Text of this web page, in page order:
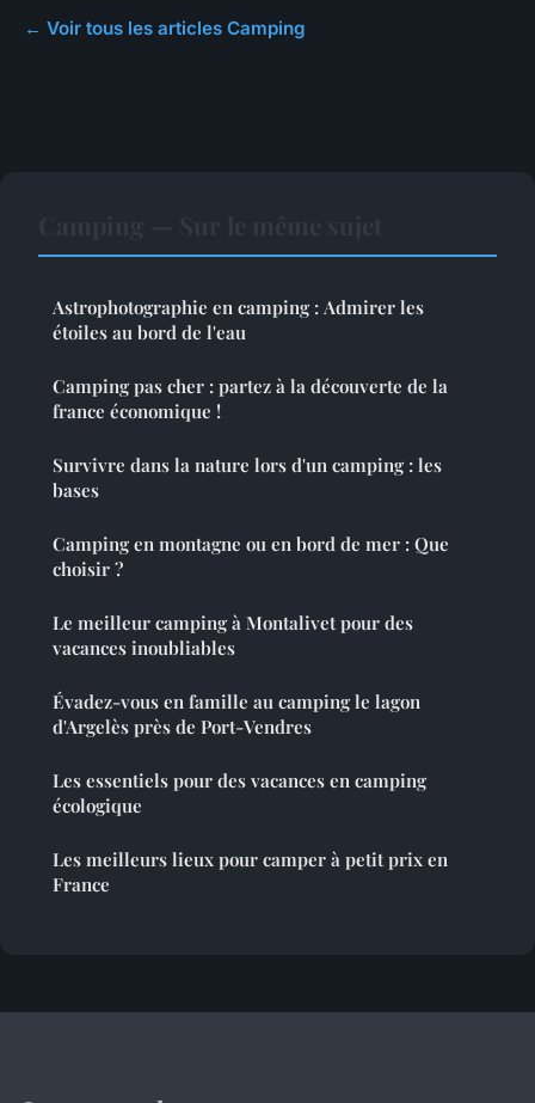
← Voir tous les articles Camping
Astrophotographie en camping : Admirer les
étoiles au bord de l'eau
Camping pas cher : partez à la découverte de la
france économique !
Survivre dans la nature lors d'un camping : les
bases
Camping en montagne ou en bord de mer : Que
choisir ?
Le meilleur camping à Montalivet pour des
vacances inoubliables
Évadez-vous en famille au camping le lagon
d'Argelès près de Port-Vendres
Les essentiels pour des vacances en camping
écologique
Les meilleurs lieux pour camper à petit prix en
France